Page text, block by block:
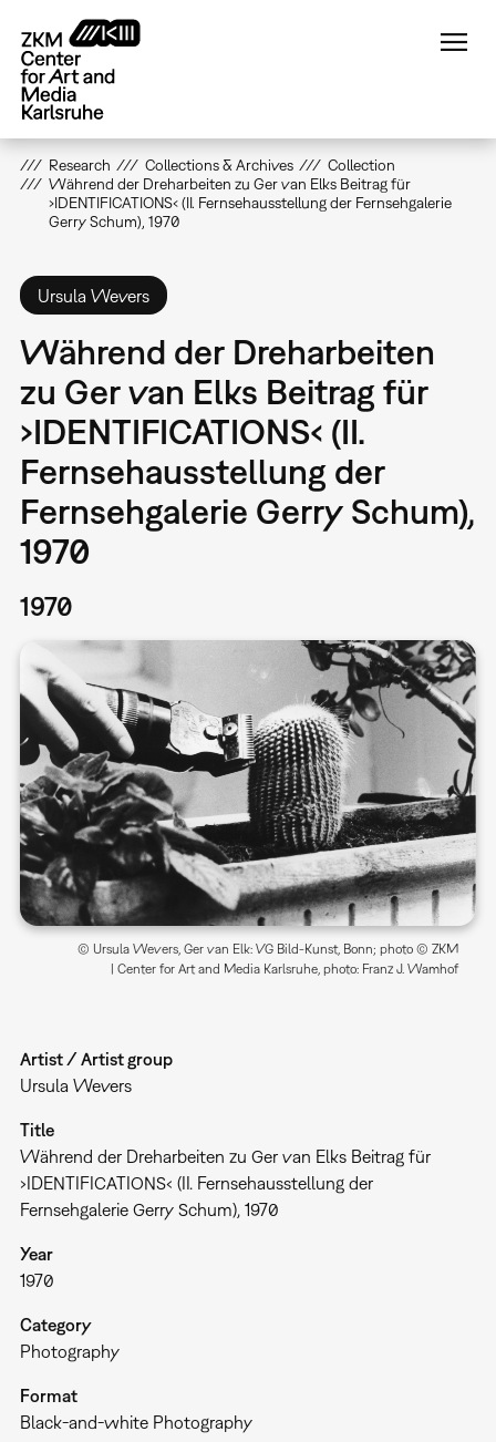
main
content
Research Collections & Archives
Collection
Während der Dreharbeiten zu Ger van Elks Beitrag für
›IDENTIFICATIONS‹ (II. Fernsehausstellung der Fernsehgalerie
Gerry Schum), 1970
Ursula Wevers
Während der Dreharbeiten
zu Ger van Elks Beitrag für
›IDENTIFICATIONS‹ (II.
Fernsehausstellung der
Fernsehgalerie Gerry Schum),
1970
1970
© Ursula Wevers, Ger van Elk: VG Bild-Kunst, Bonn; photo © ZKM
| Center for Art and Media Karlsruhe, photo: Franz J. Wamhof
Artist / Artist group
Ursula Wevers
Title
Während der Dreharbeiten zu Ger van Elks Beitrag für
›IDENTIFICATIONS‹ (II. Fernsehausstellung der
Fernsehgalerie Gerry Schum), 1970
Year
1970
Category
Photography
Format
Black-and-white Photography